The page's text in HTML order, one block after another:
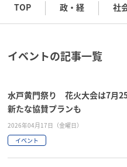
TOP 政・経 社
イベントの記事一覧
水戸黄門祭り 花火大会は7月
新たな協賛プランも
2026年04月17日（金曜日）
イベント